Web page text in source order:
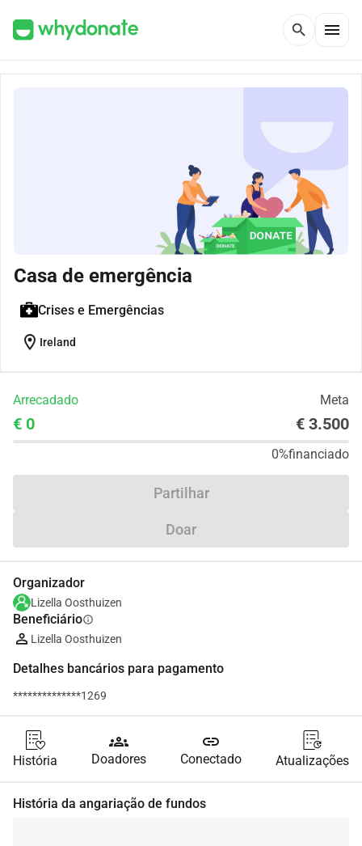
search menu
Casa de emergência
Crises e Emergências
location_on Ireland
Arrecadado Meta
€ 0 € 3.500
0%financiado
Partilhar
Doar
Organizador
Lizella Oosthuizen
Beneficiárioinfo
Lizella Oosthuizen
Detalhes bancários para pagamento
**************1269
História
groups
Doadores
link
Conectado Atualizações
História da angariação de fundos